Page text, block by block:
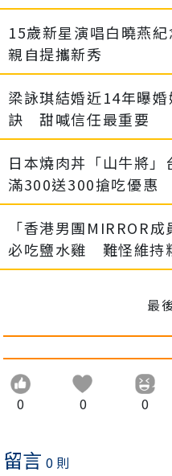
15歲新星演唱白曉燕
親自提攜新秀
梁詠琪結婚近14年曝
訣 甜喊信任最重要
日本燒肉丼「山牛將
滿300送300搶吃優惠
「香港男團MIRROR
必吃鹽水雞 難怪維持
最
0 0 0